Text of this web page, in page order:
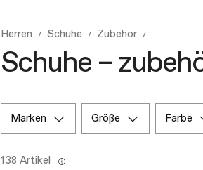
Herren Schuhe Zubehör
Schuhe –
marken größe farbe
138 Artikel